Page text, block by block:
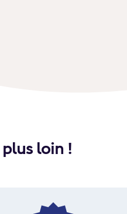
plus loin !